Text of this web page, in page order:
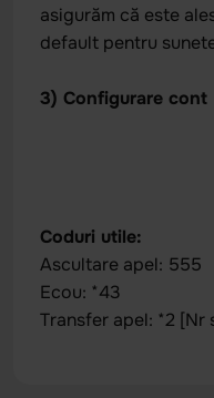
asigurăm că este
default pentru
3) Configurare cont
Coduri utile:
Ascultare apel: 555
Ecou: *43
Transfer apel: *2 [Nr